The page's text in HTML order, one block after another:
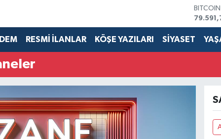
BITCOIN
DOLAR
G.ALTIN
RESMİ İLANLAR KÖŞE YAZILARI SİYASET